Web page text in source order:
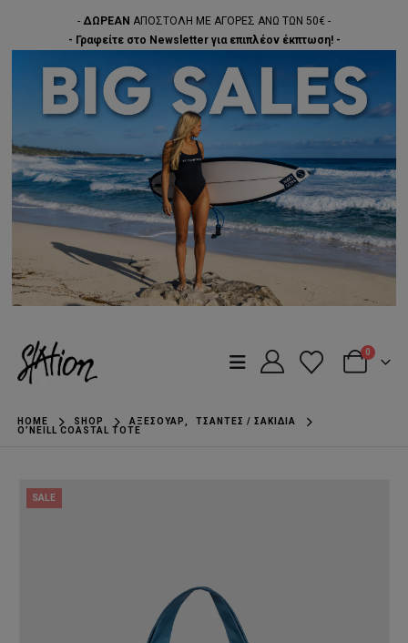
- ΔΩΡΕΑΝ ΑΠΟΣΤΟΛΗ ΜΕ ΑΓΟΡΕΣ ΑΝΩ ΤΩΝ 50€ -
- Γραφείτε στο Newsletter για επιπλέον έκπτωση! -
0
HOME SHOP ΑΞΕΣΟΥΆΡ,
ΤΣΆΝΤΕΣ / ΣΑΚΊΔΙΑ
O’NEILL COASTAL TOTE
SALE